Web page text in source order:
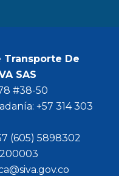
De
SAS
#38-50
+57 314 303
(605) 5898302